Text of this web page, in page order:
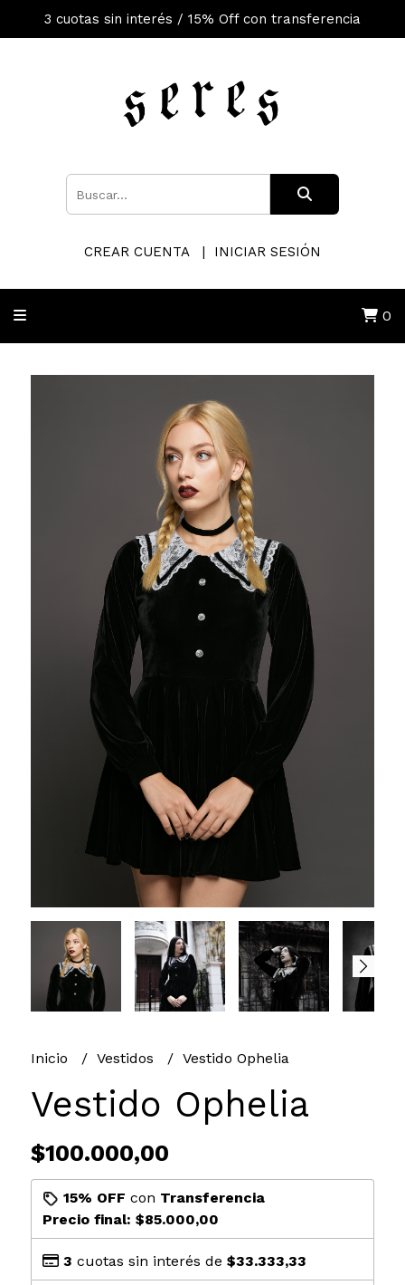
3 cuotas sin interés / 15% Off con transferencia
CREAR CUENTA INICIAR SESIÓN
0
Inicio Vestidos Vestido Ophelia
Vestido Ophelia
$100.000,00
15% OFF con Transferencia
Precio final: $85.000,00
3 cuotas sin interés de $33.333,33